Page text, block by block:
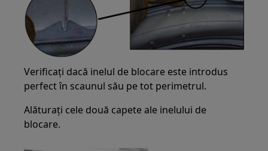
Verificați dacă inelul de blocare este introdus
perfect în scaunul său pe tot perimetrul.
Alăturați cele două capete ale inelului de
blocare.